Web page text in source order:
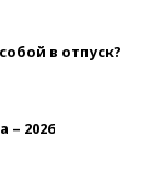
в отпуск?
– 2026